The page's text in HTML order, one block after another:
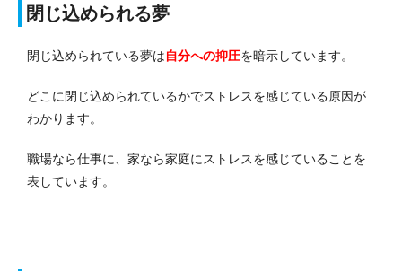
閉じ込められる夢
閉じ込められている夢は自分への抑圧を暗示しています。
どこに閉じ込められているかでストレスを感じている原因が
わかります。
職場なら仕事に、家なら家庭にストレスを感じていることを
表しています。